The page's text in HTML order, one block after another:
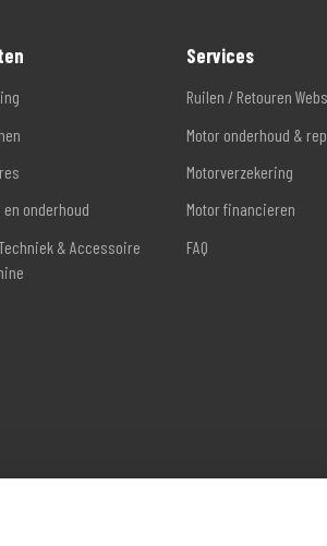
en onderhoud
& Accessoire
Services
Ruilen / Retouren
Motor onderhoud &
Motorverzekering
Motor financieren
FAQ